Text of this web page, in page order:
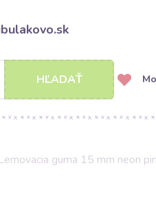
HĽADAŤ
Lemovacia guma 15 mm neon